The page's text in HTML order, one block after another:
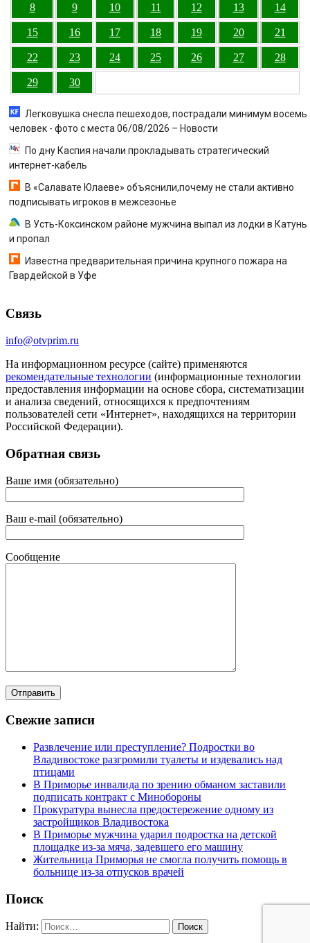
8 9 10 11 12 13 14
15 16 17 18 19 20 21
22 23 24 25 26 27 28
29 30
Легковушка снесла пешеходов, пострадали минимум восемь
человек - фото с места 06/08/2026 – Новости
По дну Каспия начали прокладывать стратегический
интернет-кабель
В «Салавате Юлаеве» объяснили,почему не стали активно
подписывать игроков в межсезонье
В Усть-Коксинском районе мужчина выпал из лодки в Катунь
и пропал
Известна предварительная причина крупного пожара на
Гвардейской в Уфе
Связь
info@otvprim.ru
На информационном ресурсе (сайте) применяются
рекомендательные технологии (информационные технологии
предоставления информации на основе сбора, систематизации
и анализа сведений, относящихся к предпочтениям
пользователей сети «Интернет», находящихся на территории
Российской Федерации).
Обратная связь
Ваше имя (обязательно)
Ваш e-mail (обязательно)
Сообщение
Свежие записи
Развлечение или преступление? Подростки во
Владивостоке разгромили туалеты и издевались над
птицами
В Приморье инвалида по зрению обманом заставили
подписать контракт с Минобороны
Прокуратура вынесла предостережение одному из
застройщиков Владивостока
В Приморье мужчина ударил подростка на детской
площадке из-за мяча, задевшего его машину
Жительница Приморья не смогла получить помощь в
больнице из-за отпусков врачей
Поиск
Найти: